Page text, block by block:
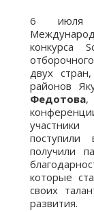
6 июля
конкурса
двух
районов
Федотова,
участники
получили
которые
своих
развития.